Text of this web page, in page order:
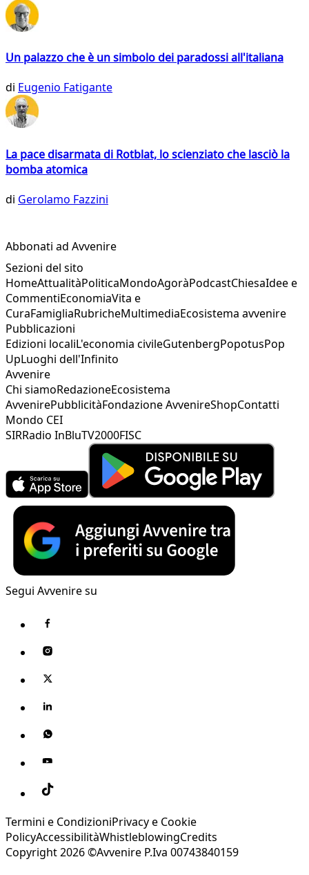
Un palazzo che è un simbolo dei paradossi all'italiana
di Eugenio Fatigante
La pace disarmata di Rotblat, lo scienziato che lasciò la
bomba atomica
di Gerolamo Fazzini
Abbonati ad Avvenire
Sezioni del sito
HomeAttualitàPoliticaMondoAgoràPodcastChiesaIdee e
CommentiEconomiaVita e
CuraFamigliaRubricheMultimediaEcosistema avvenire
Pubblicazioni
Edizioni localiL'economia civileGutenbergPopotusPop
UpLuoghi dell'Infinito
Avvenire
Chi siamoRedazioneEcosistema
AvvenirePubblicitàFondazione AvvenireShopContatti
Mondo CEI
SIRRadio InBluTV2000FISC
Segui Avvenire su
Termini e CondizioniPrivacy e Cookie
PolicyAccessibilitàWhistleblowingCredits
Copyright 2026 ©Avvenire P.Iva 00743840159